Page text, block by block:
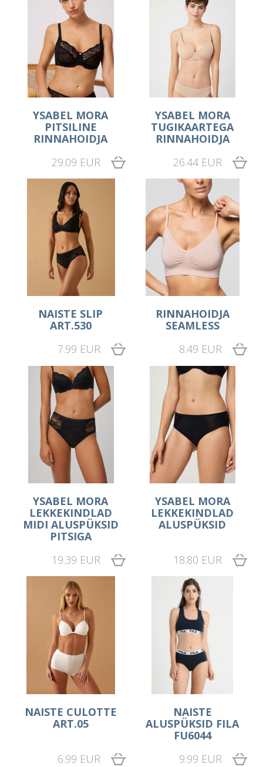
YSABEL MORA
PITSILINE
RINNAHOIDJA
29.09 EUR
YSABEL MORA
TUGIKAARTEGA
RINNAHOIDJA
26.44 EUR
NAISTE SLIP
ART.530
7.99 EUR
RINNAHOIDJA
SEAMLESS
8.49 EUR
YSABEL MORA
LEKKEKINDLAD
MIDI ALUSPÜKSID
PITSIGA
19.39 EUR
YSABEL MORA
LEKKEKINDLAD
ALUSPÜKSID
18.80 EUR
NAISTE CULOTTE
ART.05
6.99 EUR
NAISTE
ALUSPÜKSID FILA
FU6044
9.99 EUR